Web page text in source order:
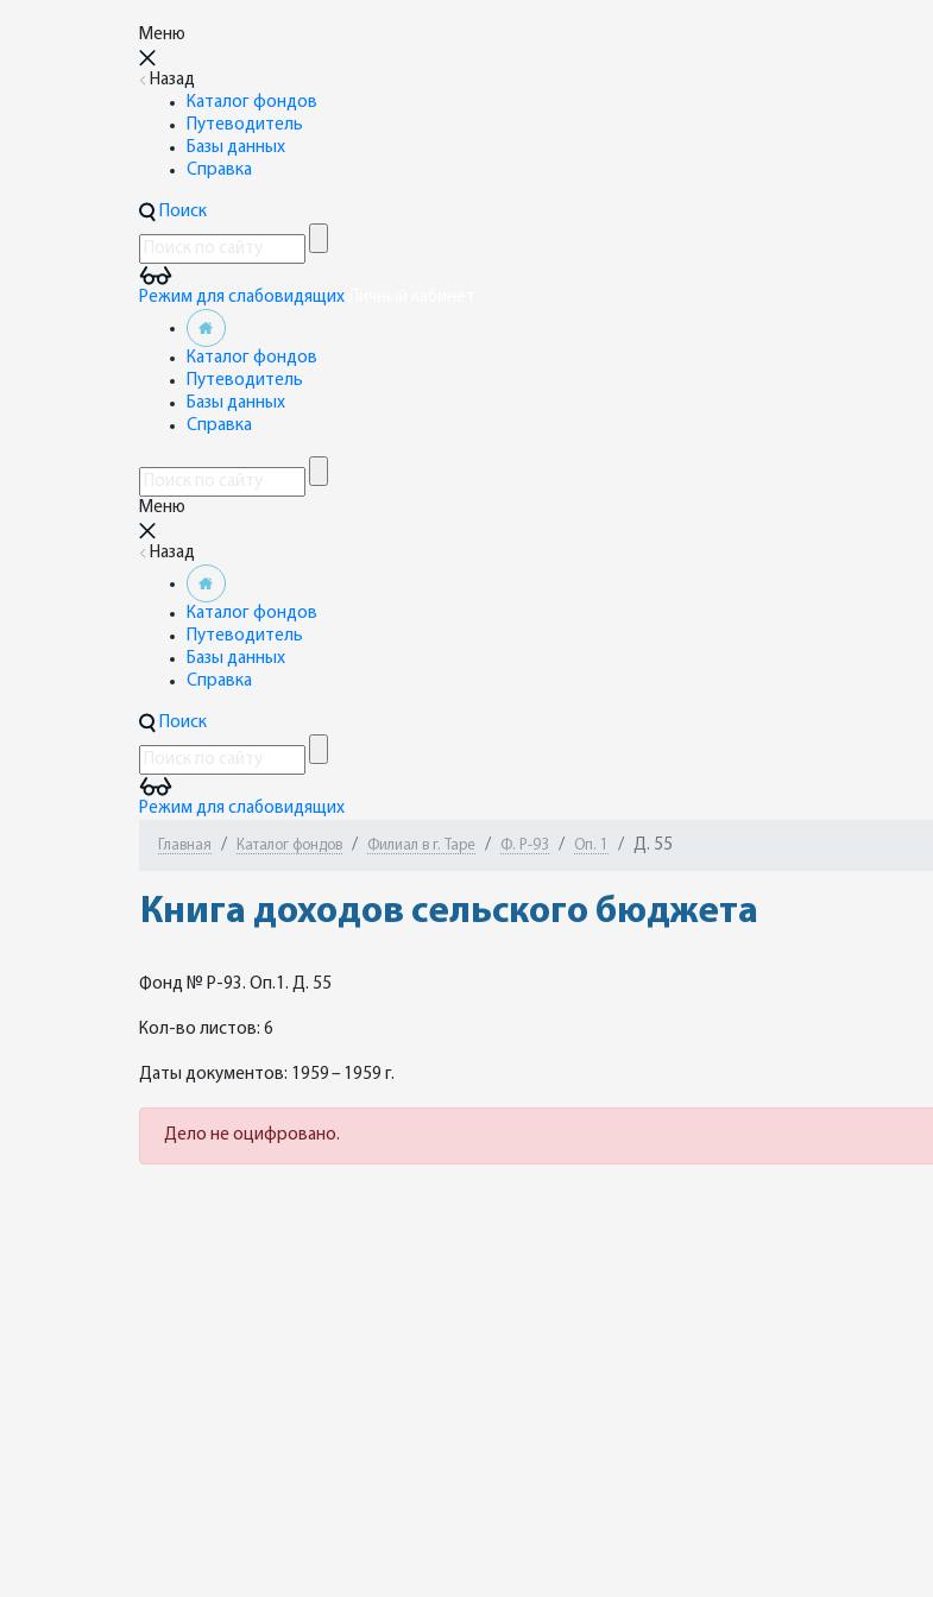
Меню
Назад
Каталог фондов
Путеводитель
Базы данных
Справка
Поиск
Режим для слабовидящих
Каталог фондов
Путеводитель
Базы данных
Справка
Меню
Назад
Каталог фондов
Путеводитель
Базы данных
Справка
Поиск
Режим для слабовидящих
Главная Каталог фондов Филиал в г. Таре Ф. Р-93 Оп. 1 Д. 55
Книга доходов сельского бюджета
Фонд № Р-93. Оп.1. Д. 55
Кол-во листов: 6
Даты документов: 1959 – 1959 г.
Дело не оцифровано.